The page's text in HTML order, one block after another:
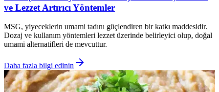
ve Lezzet Artırıcı Yöntemler
MSG, yiyeceklerin umami tadını güçlendiren bir katkı maddesidir.
Dozaj ve kullanım yöntemleri lezzet üzerinde belirleyici olup, doğal
umami alternatifleri de mevcuttur.
Daha fazla bilgi edinin